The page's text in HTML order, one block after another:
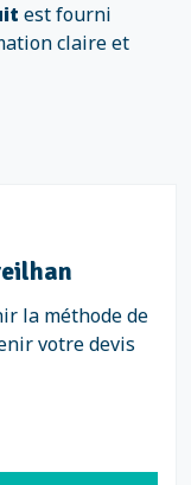
est fourni
claire et
la méthode de
votre devis